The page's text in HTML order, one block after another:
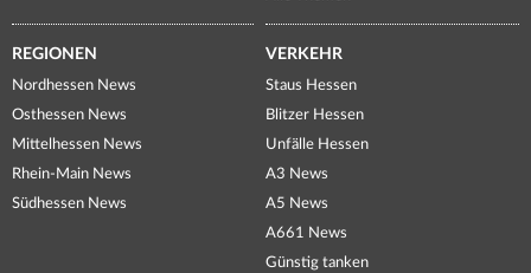
REGIONEN
Nordhessen News
Osthessen News
Mittelhessen News
Rhein-Main News
Südhessen News
VERKEHR
Staus Hessen
Blitzer Hessen
Unfälle Hessen
A3 News
A5 News
A661 News
Günstig tanken